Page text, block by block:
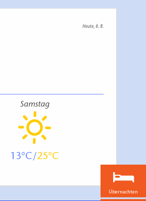
Heute, 6. 8.
Samstag
13 25
Übernachten